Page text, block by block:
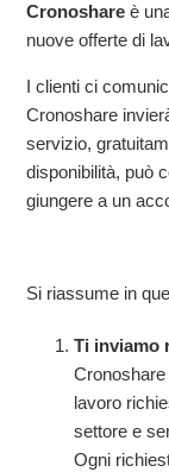
Chi sono gli
preventivo?
Sono un
Cronoshare è
nuove offerte di
I clienti ci
Cronoshare
servizio,
disponibilità, può
giungere a un
Si riassume in
Ti inviamo
lavoro
settore e
Ogni